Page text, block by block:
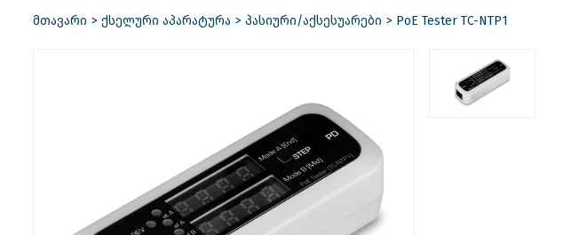
მთავარი ქსელური აპარატურა პასიური/აქსესუარები PoE Tester TC-NTP1